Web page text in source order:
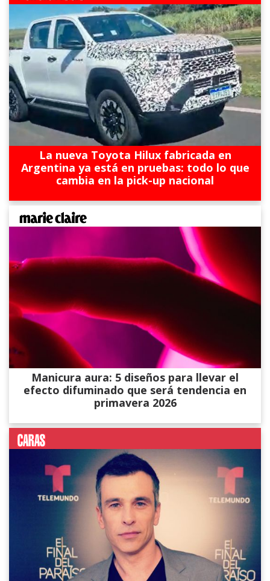
La nueva Toyota Hilux fabricada en
Argentina ya está en pruebas: todo lo que
cambia en la pick-up nacional
Manicura aura: 5 diseños para llevar el
efecto difuminado que será tendencia en
primavera 2026